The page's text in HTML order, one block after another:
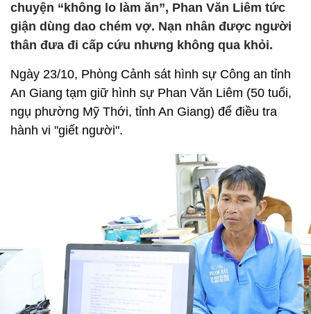
chuyện “không lo làm ăn”, Phan Văn Liêm tức
giận dùng dao chém vợ. Nạn nhân được người
thân đưa đi cấp cứu nhưng không qua khỏi.
Ngày 23/10, Phòng Cảnh sát hình sự Công an tỉnh
An Giang tạm giữ hình sự Phan Văn Liêm (50 tuổi,
ngụ phường Mỹ Thới, tỉnh An Giang) để điều tra
hành vi "giết người".